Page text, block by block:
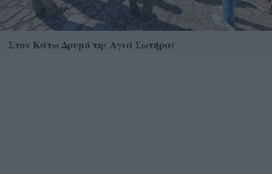
Στον Κάτω Δρυμό της Αγιά Σωτήρας